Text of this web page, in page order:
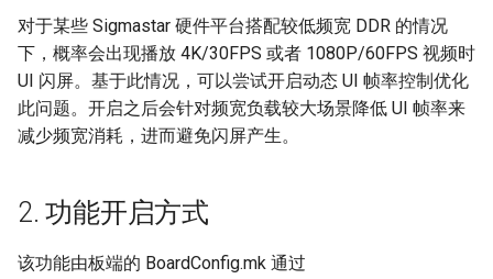
BF
DSP
HDMI
SSD_PWM使用参考
SSD_PWMOUT&PWMIN
工具类相关
OTA相关
PM8051 user guide
对于某些 Sigmastar 硬件平台搭配较低频宽 DDR 的情况
下，概率会出现播放 4K/30FPS 或者 1080P/60FPS 视频时
UI 闪屏。基于此情况，可以尝试开启动态 UI 帧率控制优化
此问题。开启之后会针对频宽负载较大场景降低 UI 帧率来
减少频宽消耗，进而避免闪屏产生。
2. 功能开启方式
该功能由板端的 BoardConfig.mk 通过